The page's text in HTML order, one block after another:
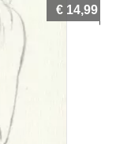
€ 14,99